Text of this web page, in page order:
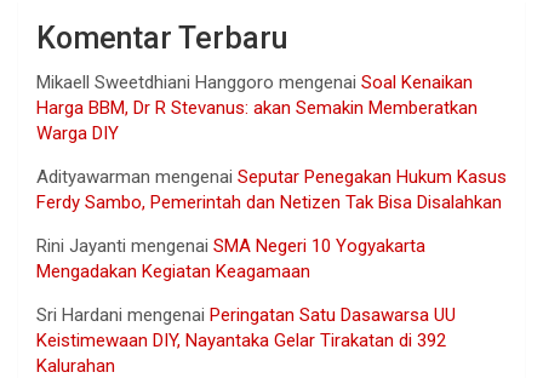
Komentar Terbaru
Mikaell Sweetdhiani Hanggoro mengenai Soal Kenaikan
Harga BBM, Dr R Stevanus: akan Semakin Memberatkan
Warga DIY
Adityawarman mengenai Seputar Penegakan Hukum Kasus
Ferdy Sambo, Pemerintah dan Netizen Tak Bisa Disalahkan
Rini Jayanti mengenai SMA Negeri 10 Yogyakarta
Mengadakan Kegiatan Keagamaan
Sri Hardani mengenai Peringatan Satu Dasawarsa UU
Keistimewaan DIY, Nayantaka Gelar Tirakatan di 392
Kalurahan